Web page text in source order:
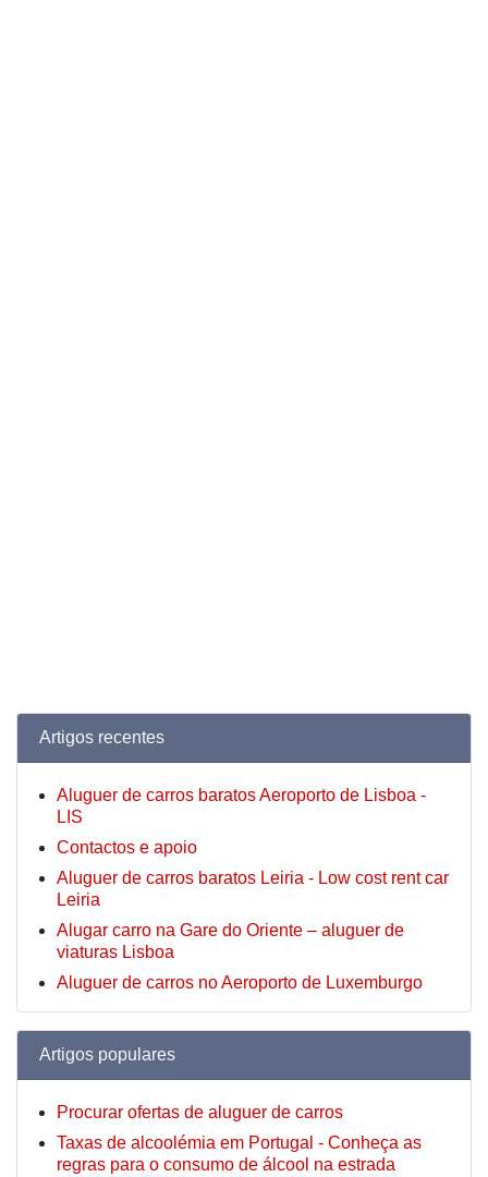
Artigos recentes
Aluguer de carros baratos Aeroporto de Lisboa -
LIS
Contactos e apoio
Aluguer de carros baratos Leiria - Low cost rent car
Leiria
Alugar carro na Gare do Oriente – aluguer de
viaturas Lisboa
Aluguer de carros no Aeroporto de Luxemburgo
Artigos populares
Procurar ofertas de aluguer de carros
Taxas de alcoolémia em Portugal - Conheça as
regras para o consumo de álcool na estrada